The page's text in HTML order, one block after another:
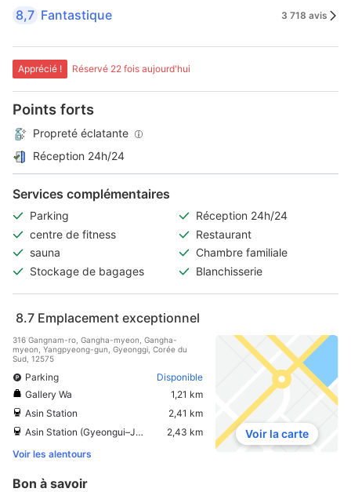
8,7 Fantastique 3 718 avis
Apprécié ! Réservé 22 fois aujourd'hui
Points forts
Propreté éclatante
Réception 24h/24
Services complémentaires
Parking
Réception 24h/24
centre de fitness
Restaurant
sauna
Chambre familiale
Stockage de bagages
Blanchisserie
8.7 Emplacement exceptionnel
316 Gangnam-ro, Gangha-myeon, Gangha-
myeon, Yangpyeong-gun, Gyeonggi, Corée du
Sud, 12575
Parking
Disponible
Gallery Wa
1,21 km
Asin Station
2,41 km
Asin Station (Gyeongui–Jungang Line)
2,43 km
Voir les alentours
Voir la carte
Bon à savoir